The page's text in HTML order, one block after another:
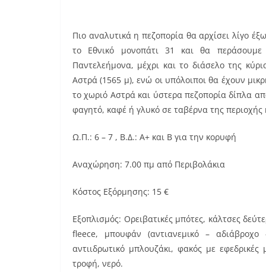
Πιο αναλυτικά η πεζοπορία θα αρχίσει λίγο
το Εθνικό μονοπάτι 31 και θα
Παντελεήμονα, μέχρι και το διάσελο της
Αστρά (1565 μ), ενώ οι υπόλοιποι θα έχουν
το χωριό Αστρά και ύστερα πεζοπορία δίπλα
φαγητό, καφέ ή γλυκό σε ταβέρνα της περιοχής
Ω.Π.: 6 – 7 , Β.Δ.: Α+ και Β για την κορυφή
Αναχώρηση: 7.00 πμ από Περιβολάκια
Κόστος Εξόρμησης: 15 €
Εξοπλισμός: Ορειβατικές μπότες, κάλτσες
fleece, μπουφάν (αντιανεμικό – αδιάβροχο
αντιιδρωτικό μπλουζάκι, φακός με
τροφή, νερό.